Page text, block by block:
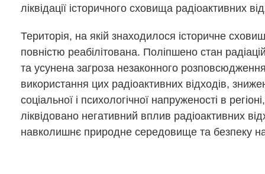
ліквідації історичного сховища радіоактивних
Територія, на якій знаходилося історичне
повністю реабілітована. Поліпшено стан
та усунена загроза незаконного
використання цих радіоактивних відходів,
соціальної і психологічної напруженості в
ліквідовано негативний вплив радіоактивних
навколишнє природне середовище та безпеку